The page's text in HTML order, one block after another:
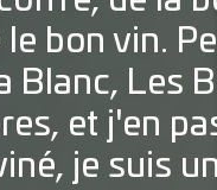
bon vin.
Blanc, Les
et j'en
je suis